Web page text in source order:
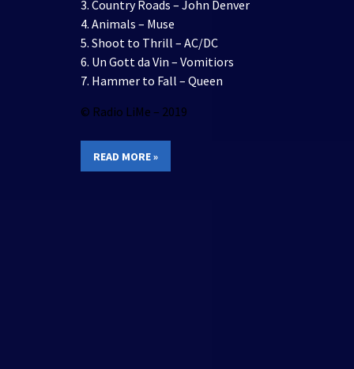
3. Country Roads – John Denver
4. Animals – Muse
5. Shoot to Thrill – AC/DC
6. Un Gott da Vin – Vomitiors
7. Hammer to Fall – Queen
© Radio LiMe – 2019
READ MORE »